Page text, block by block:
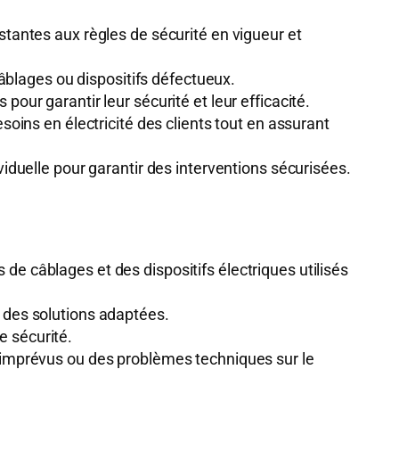
aux règles de sécurité en vigueur et
ou dispositifs défectueux.
garantir leur sécurité et leur efficacité.
en électricité des clients tout en assurant
pour garantir des interventions sécurisées.
câblages et des dispositifs électriques utilisés
solutions adaptées.
sécurité.
ou des problèmes techniques sur le